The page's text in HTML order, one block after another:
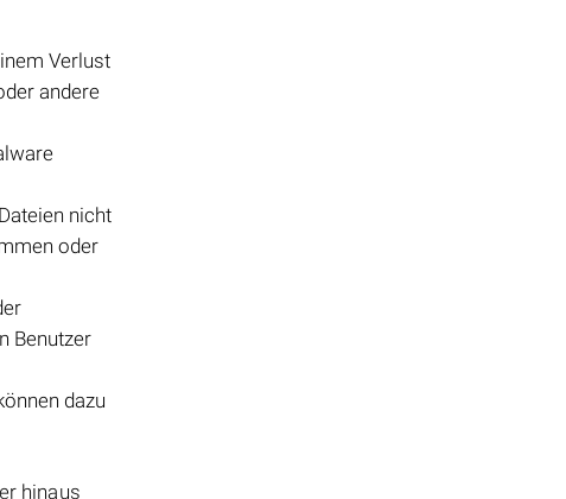
Verlust
andere
nicht
oder
Benutzer
dazu
hinaus